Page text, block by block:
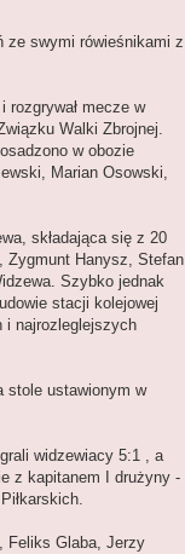
ze swymi rówieśnikami z
rozgrywał mecze w
Walki Zbrojnej.
w obozie
Marian Osowski,
składająca się z 20
Zygmunt Hanysz, Stefan
Szybko jednak
stacji kolejowej
i najrozleglejszych
stole ustawionym w
widzewiacy 5:1 , a
z kapitanem I drużyny -
Feliks Glaba, Jerzy